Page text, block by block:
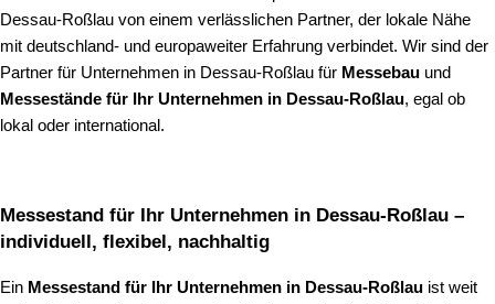
Dessau-Roßlau von einem verlässlichen Partner, der lokale Nähe
mit deutschland- und europaweiter Erfahrung verbindet. Wir sind der
Partner für Unternehmen in Dessau-Roßlau für Messebau und
Messestände für Ihr Unternehmen in Dessau-Roßlau, egal ob
lokal oder international.
Messestand für Ihr Unternehmen in Dessau-Roßlau –
individuell, flexibel, nachhaltig
Ein Messestand für Ihr Unternehmen in Dessau-Roßlau ist weit